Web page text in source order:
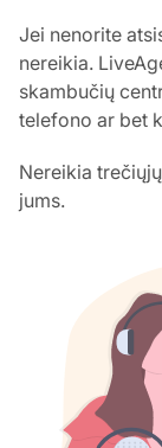
Jei nenorite
nereikia.
skambučių
telefono ar bet
Nereikia
jums.